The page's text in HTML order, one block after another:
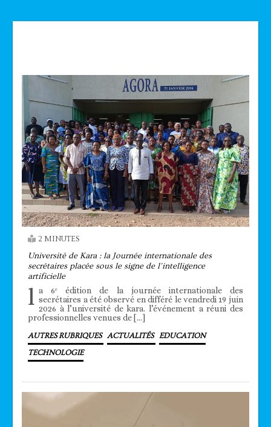
2 MINUTES
Université de Kara : la Journée internationale des
secrétaires placée sous le signe de l’intelligence
artificielle
l a 6ᵉ édition de la journée internationale des
secrétaires a été observé en différé le vendredi 19 juin
2026 à l’université de kara. l’événement a réuni des
professionnelles venues de […]
AUTRES RUBRIQUES ACTUALITÉS EDUCATION
TECHNOLOGIE